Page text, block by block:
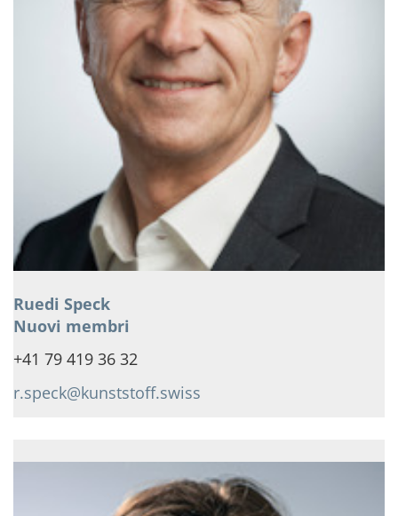
Ruedi Speck
Nuovi membri
+41 79 419 36 32
r.speck@kunststoff.swiss